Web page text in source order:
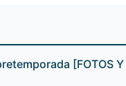
[FOTOS Y